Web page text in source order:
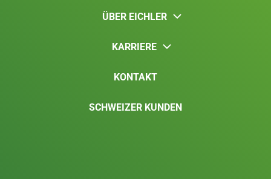
ÜBER EICHLER
KARRIERE
KONTAKT
SCHWEIZER KUNDEN